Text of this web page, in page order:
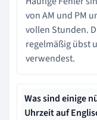
von AM und PM
vollen Stunden.
regelmäßig übst
verwendest.
Was sind einige
Uhrzeit auf